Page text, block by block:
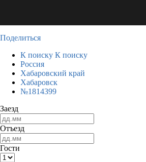
Поделиться
К поиску К поиску
Россия
Хабаровский край
Хабаровск
№1814399
Заезд
Отъезд
Гости